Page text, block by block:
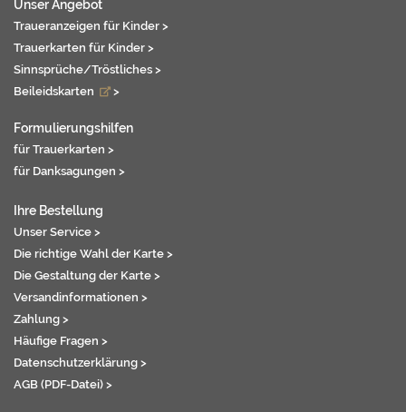
Unser Angebot
Traueranzeigen für Kinder >
Trauerkarten für Kinder >
Sinnsprüche/Tröstliches >
Beileidskarten
>
Formulierungshilfen
für Trauerkarten >
für Danksagungen >
Ihre Bestellung
Unser Service >
Die richtige Wahl der Karte >
Die Gestaltung der Karte >
Versandinformationen >
Zahlung >
Häufige Fragen >
Datenschutzerklärung >
AGB (PDF-Datei) >